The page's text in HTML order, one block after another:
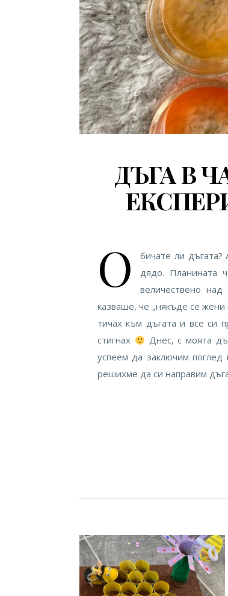
ДЪГА В
О
бичате ли дъгата?
дядо. Планината
величествено
казваше, че „някъде се
тичах към дъгата и все си
стигнах
Днес, с моята
успеем да заключим
решихме да си направим